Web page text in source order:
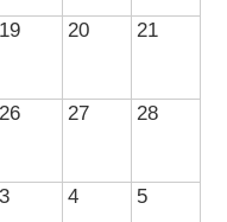
19 20 21
26 27 28
3 4 5